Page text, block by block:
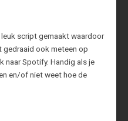
script gemaakt waardoor
gedraaid ook meteen op
naar Spotify. Handig als je
en/of niet weet hoe de